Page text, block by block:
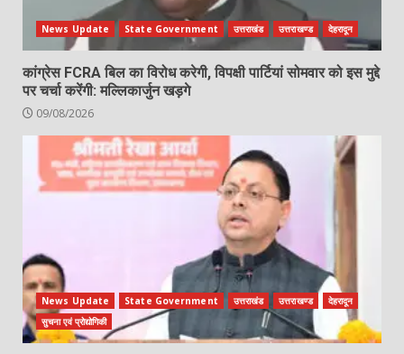
News Update State Government उत्तराखंड उत्तराखण्ड देहरादून
कांग्रेस FCRA बिल का विरोध करेगी, विपक्षी पार्टियां सोमवार को इस मुद्दे
पर चर्चा करेंगी: मल्लिकार्जुन खड़गे
09/08/2026
News Update State Government उत्तराखंड उत्तराखण्ड
देहरादून
सुचना एवं प्रोद्योगिकी